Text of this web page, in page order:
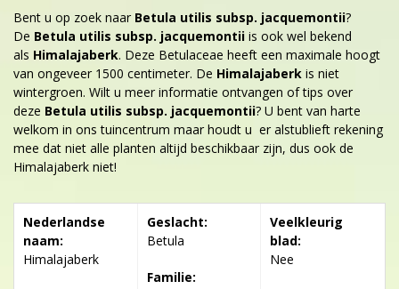
Bent u op zoek naar Betula utilis subsp. jacquemontii?
De Betula utilis subsp. jacquemontii is ook wel bekend
als Himalajaberk. Deze Betulaceae heeft een maximale hoogt
van ongeveer 1500 centimeter. De Himalajaberk is niet
wintergroen. Wilt u meer informatie ontvangen of tips over
deze Betula utilis subsp. jacquemontii? U bent van harte
welkom in ons tuincentrum maar houdt u er alstublieft rekening
mee dat niet alle planten altijd beschikbaar zijn, dus ook de
Himalajaberk niet!
Nederlandse
naam:
Himalajaberk
Geslacht:
Betula
Familie:
Veelkleurig
blad:
Nee